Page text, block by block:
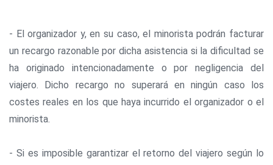
- El organizador y, en su caso, el minorista podrán facturar
un recargo razonable por dicha asistencia si la dificultad se
ha originado intencionadamente o por negligencia del
viajero. Dicho recargo no superará en ningún caso los
costes reales en los que haya incurrido el organizador o el
minorista.
- Si es imposible garantizar el retorno del viajero según lo